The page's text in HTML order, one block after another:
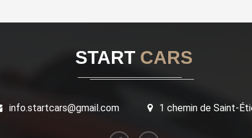
START CARS
info.startcars@gmail.com 1 chemin de Saint-